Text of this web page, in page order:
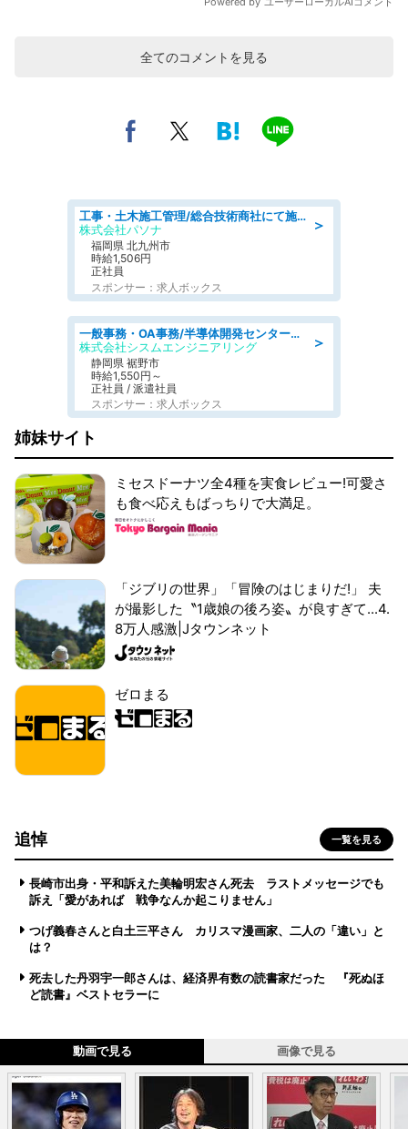
全てのコメントを見る
＞
工事・土木施工管理/総合技術商社にて施工管理のお仕事/即日勤務可/車通勤可/工事・土木施工管理/生産・品質管理
株式会社パソナ
福岡県 北九州市
時給1,506円
正社員
スポンサー：求人ボックス
＞
一般事務・OA事務/半導体開発センター内で事務&軽作業スタッフ、募集
株式会社シスムエンジニアリング
静岡県 裾野市
時給1,550円～
正社員 / 派遣社員
スポンサー：求人ボックス
姉妹サイト
ミセスドーナツ全4種を実食レビュー!可愛さ
も食べ応えもばっちりで大満足。
「ジブリの世界」「冒険のはじまりだ!」 夫
が撮影した〝1歳娘の後ろ姿〟が良すぎて...4.
8万人感激|Jタウンネット
ゼロまる
追悼 一覧を見る
長崎市出身・平和訴えた美輪明宏さん死去 ラストメッセージでも
訴え「愛があれば 戦争なんか起こりません」
つげ義春さんと白土三平さん カリスマ漫画家、二人の「違い」と
は？
死去した丹羽宇一郎さんは、経済界有数の読書家だった 『死ぬほ
ど読書』ベストセラーに
動画で見る 画像で見る